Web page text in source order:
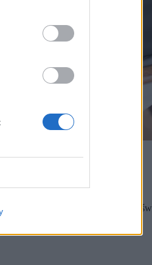
"chora może chodzić".
choroby podejmuje działania